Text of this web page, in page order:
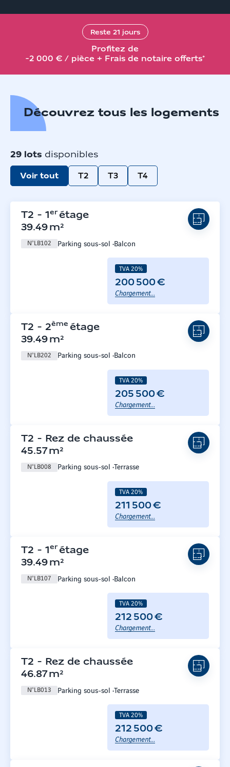
Reste 21 jours
Profitez de
-2 000 € / pièce + Frais de notaire offerts*
Découvrez tous les logements
29 lots disponibles
Voir tout T2 T3 T4
T2 - 1er étage
39.49 m²
N°LB102 Parking sous-sol Balcon
TVA 20%
200 500 €
Chargement...
T2 - 2ème étage
39.49 m²
N°LB202 Parking sous-sol Balcon
TVA 20%
205 500 €
Chargement...
T2 - Rez de chaussée
45.57m²
N°LB008 Parking sous-sol Terrasse
TVA 20%
211 500 €
Chargement...
T2 - 1 er étage
39.49 m²
N°LB107 Parking sous-sol Balcon
TVA 20%
212 500 €
Chargement...
T2 - Rez de chaussée
46.87m²
N°LB013 Parking sous-sol Terrasse
TVA 20%
212 500 €
Chargement...